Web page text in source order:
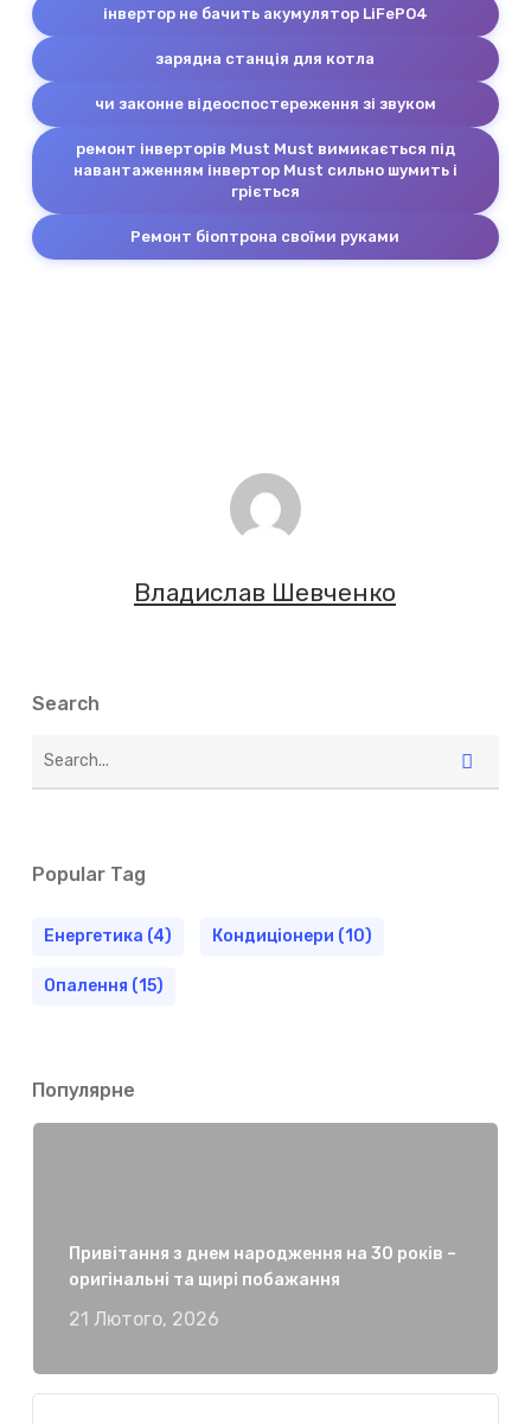
інвертор не бачить акумулятор LiFePO4
зарядна станція для котла
чи законне відеоспостереження зі звуком
ремонт інверторів Must Must вимикається під
навантаженням інвертор Must сильно шумить і
гріється
Ремонт біоптрона своїми руками
Владислав Шевченко
Search
Popular Tag
Енергетика (4) Кондиціонери (10)
Опалення (15)
Популярне
Привітання з днем народження на 30 років –
оригінальні та щирі побажання
21 Лютого, 2026